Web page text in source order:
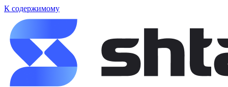
К содержимому